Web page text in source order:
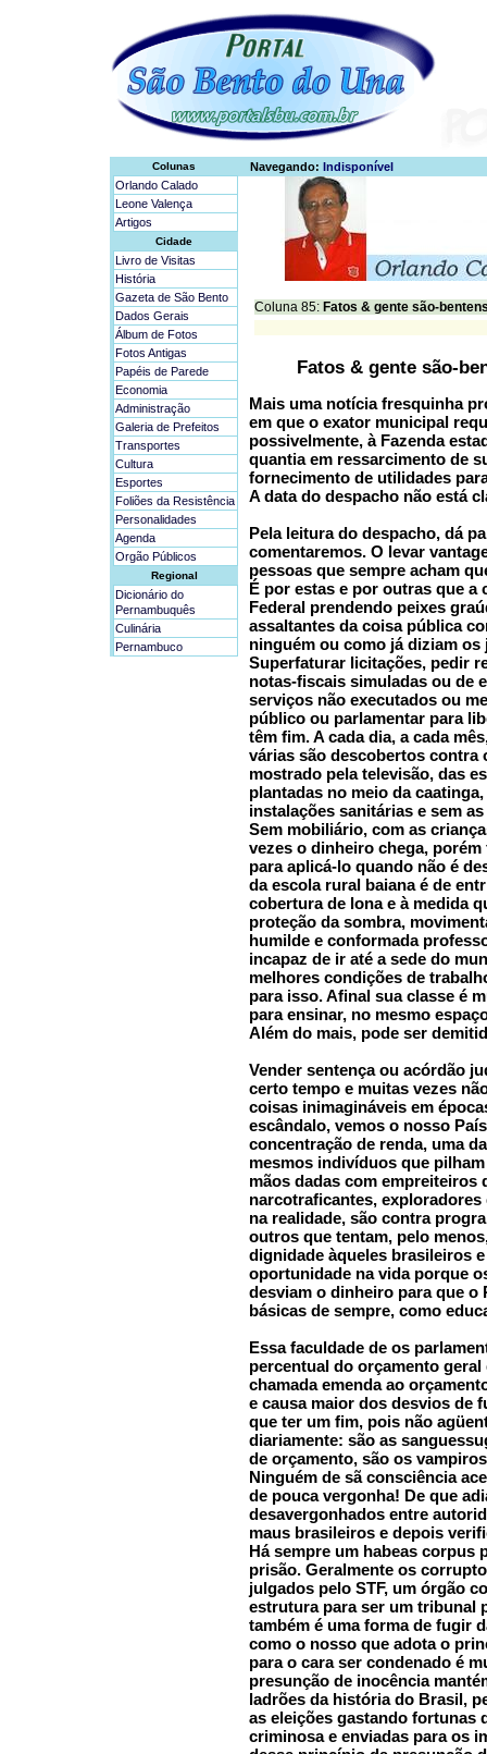
Colunas
Orlando Calado
Leone Valença
Artigos
Cidade
Livro de Visitas
História
Gazeta de São Bento
Dados Gerais
Álbum de Fotos
Fotos Antigas
Papéis de Parede
Economia
Administração
Galeria de Prefeitos
Transportes
Cultura
Esportes
Foliões da Resistência
Personalidades
Agenda
Orgão Públicos
Regional
Dicionário do
Pernambuquês
Culinária
Pernambuco
Navegando: Indisponível
Coluna 85: Fatos & gente são-
Fatos & gente são-
Mais uma notícia fresquinha
em que o exator municipal
possivelmente, à Fazenda
quantia em ressarcimento de
fornecimento de utilidades
A data do despacho não está
Pela leitura do despacho, dá
comentaremos. O levar
pessoas que sempre acham
É por estas e por outras que a
Federal prendendo peixes
assaltantes da coisa pública
ninguém ou como já diziam
Superfaturar licitações, pedir
notas-fiscais simuladas ou de
serviços não executados ou
público ou parlamentar para
têm fim. A cada dia, a cada
várias são descobertos contra
mostrado pela televisão, das
plantadas no meio da
instalações sanitárias e sem
Sem mobiliário, com as
vezes o dinheiro chega,
para aplicá-lo quando não é
da escola rural baiana é de
cobertura de lona e à medida
proteção da sombra,
humilde e conformada
incapaz de ir até a sede do
melhores condições de
para isso. Afinal sua classe é
para ensinar, no mesmo
Além do mais, pode ser
Vender sentença ou acórdão
certo tempo e muitas vezes
coisas inimagináveis em
escândalo, vemos o nosso
concentração de renda, uma
mesmos indivíduos que
mãos dadas com empreiteiros
narcotraficantes, exploradores
na realidade, são contra
outros que tentam, pelo
dignidade àqueles brasileiros
oportunidade na vida porque
desviam o dinheiro para que o
básicas de sempre, como
Essa faculdade de os
percentual do orçamento
chamada emenda ao
e causa maior dos desvios de
que ter um fim, pois não
diariamente: são as
de orçamento, são os
Ninguém de sã consciência
de pouca vergonha! De que
desavergonhados entre
maus brasileiros e depois
Há sempre um habeas corpus
prisão. Geralmente os
julgados pelo STF, um órgão
estrutura para ser um tribunal
também é uma forma de fugir
como o nosso que adota o
para o cara ser condenado é
presunção de inocência
ladrões da história do Brasil,
as eleições gastando fortunas
criminosa e enviadas para os